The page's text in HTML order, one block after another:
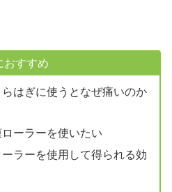
おすすめ
はぎに使うとなぜ痛いのか
ーラーを使いたい
ラーを使用して得られる効